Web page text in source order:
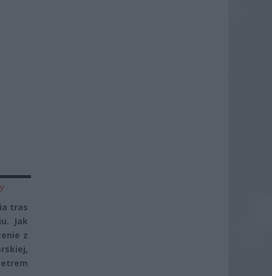
tras
Jak
z